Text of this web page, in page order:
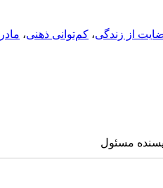
از زندگی، کم‌توانی ذهنی،
مسئول